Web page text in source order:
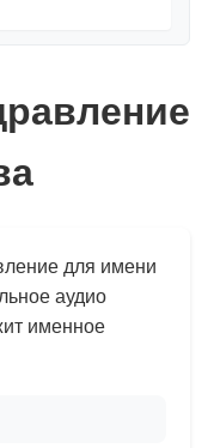
для имени
аудио
именное